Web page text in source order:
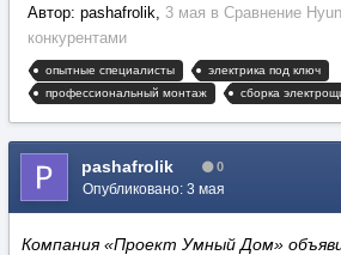
Автор: pashafrolik, 3 мая в Сравнение
конкурентами
опытные специалисты
электрика под ключ
профессиональный монтаж
сборка
pashafrolik 0
Опубликовано: 3 мая
Компания «Проект Умный Дом»